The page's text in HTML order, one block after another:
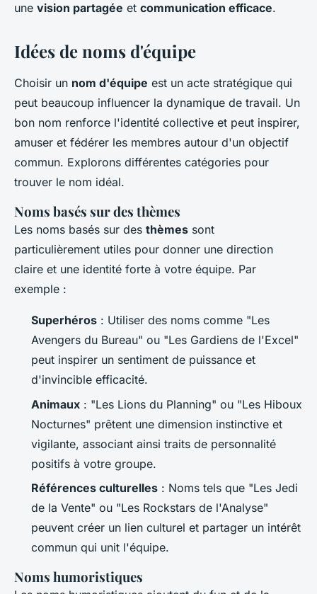
une vision partagée et communication efficace.
Idées de noms d'équipe
Choisir un nom d'équipe est un acte stratégique qui
peut beaucoup influencer la dynamique de travail. Un
bon nom renforce l'identité collective et peut inspirer,
amuser et fédérer les membres autour d'un objectif
commun. Explorons différentes catégories pour
trouver le nom idéal.
Noms basés sur des thèmes
Les noms basés sur des thèmes sont
particulièrement utiles pour donner une direction
claire et une identité forte à votre équipe. Par
exemple :
Superhéros : Utiliser des noms comme "Les
Avengers du Bureau" ou "Les Gardiens de l'Excel"
peut inspirer un sentiment de puissance et
d'invincible efficacité.
Animaux : "Les Lions du Planning" ou "Les Hiboux
Nocturnes" prêtent une dimension instinctive et
vigilante, associant ainsi traits de personnalité
positifs à votre groupe.
Références culturelles : Noms tels que "Les Jedi
de la Vente" ou "Les Rockstars de l'Analyse"
peuvent créer un lien culturel et partager un intérêt
commun qui unit l'équipe.
Noms humoristiques